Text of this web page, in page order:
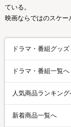
ている。
映画ならではのスケー
ドラマ・番組グッ
ドラマ・番組一覧へ
人気商品ランキング
新着商品一覧へ